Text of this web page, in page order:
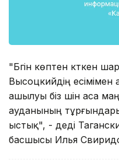
"Бүгін көптен күткен
Высоцкийдің есімімен
ашылуы біз үшін аса
ауданының
ыстық", - деді
басшысы Илья